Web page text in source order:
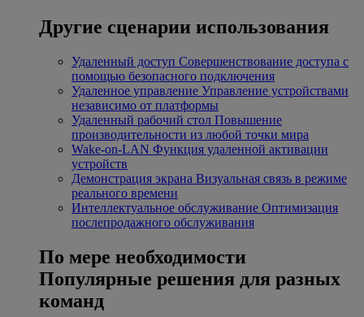
Другие сценарии использования
Удаленный доступ Совершенствование доступа с
помощью безопасного подключения
Удаленное управление Управление устройствами
независимо от платформы
Удаленный рабочий стол Повышение
производительности из любой точки мира
Wake-on-LAN Функция удаленной активации
устройств
Демонстрация экрана Визуальная связь в режиме
реального времени
Интеллектуальное обслуживание Оптимизация
послепродажного обслуживания
По мере необходимости
Популярные решения для разных
команд